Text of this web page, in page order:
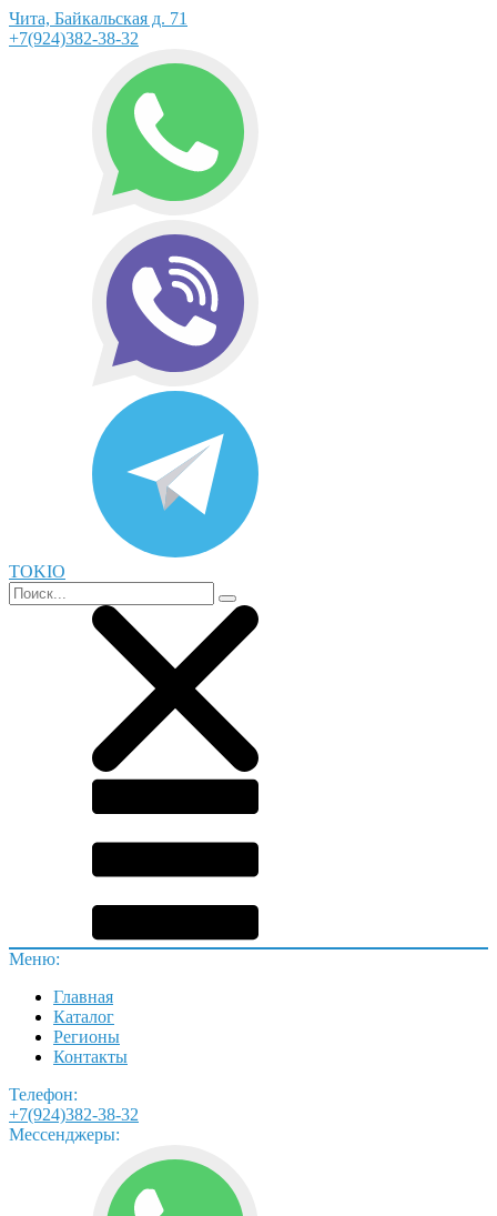
Чита, Байкальская д. 71
+7(924)382-38-32
TOKIO
Меню:
Главная
Каталог
Регионы
Контакты
Телефон:
+7(924)382-38-32
Мессенджеры: